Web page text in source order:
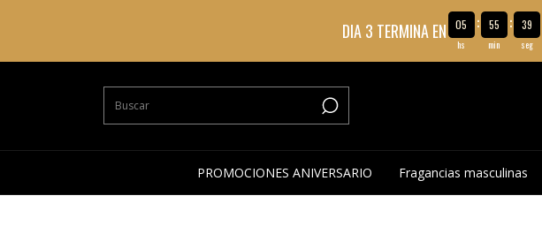
DIA 3 TERMINA EN 05
hs
: 55
min
: 37
seg
PROMOCIONES ANIVERSARIO Fragancias masculinas